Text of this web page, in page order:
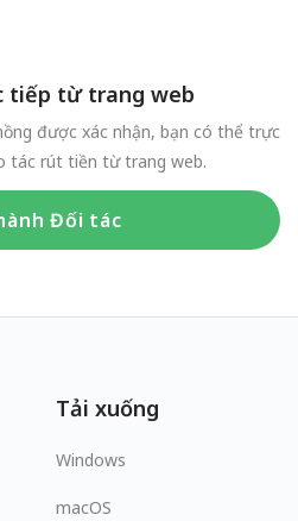
tiếp từ trang web
được xác nhận, bạn có thể trực
tác rút tiền từ trang web.
Đối tác
Tải xuống
Windows
macOS